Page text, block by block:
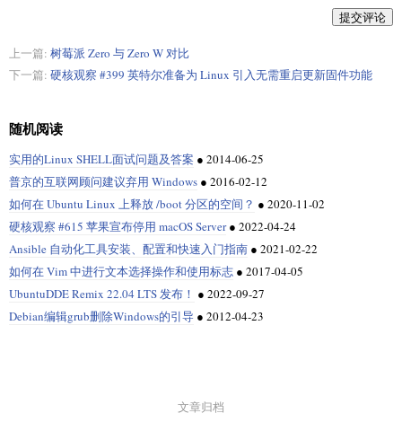
提交评论
上一篇: 树莓派 Zero 与 Zero W 对比
下一篇: 硬核观察 #399 英特尔准备为 Linux 引入无需重启更新固件功能
随机阅读
实用的Linux SHELL面试问题及答案 ● 2014-06-25
普京的互联网顾问建议弃用 Windows ● 2016-02-12
如何在 Ubuntu Linux 上释放 /boot 分区的空间？ ● 2020-11-02
硬核观察 #615 苹果宣布停用 macOS Server● 2022-04-24
Ansible 自动化工具安装、配置和快速入门指南 ● 2021-02-22
如何在 Vim 中进行文本选择操作和使用标志 ● 2017-04-05
UbuntuDDE Remix 22.04 LTS 发布！ ● 2022-09-27
Debian编辑grub删除Windows的引导 ● 2012-04-23
文章归档